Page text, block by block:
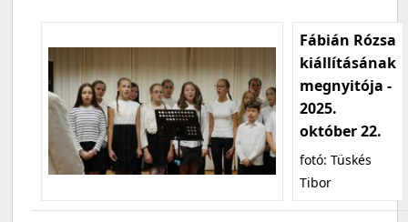
Fábián Rózsa
kiállításának
megnyitója -
2025.
október 22.
fotó: Tüskés
Tibor